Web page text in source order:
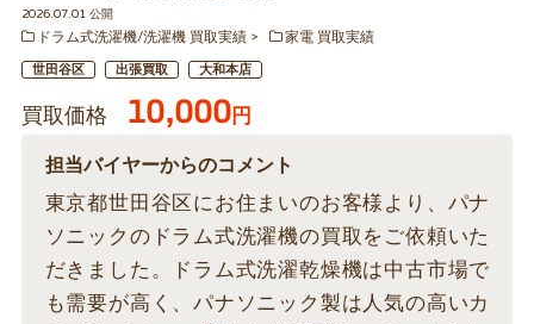
2026.07.01 公開
ドラム式洗濯機/洗濯機 買取実績
家電 買取実績
世田谷区 出張買取 大和本店
買取価格 10,000円
担当バイヤーからのコメント
東京都世田谷区にお住まいのお客様より、パナ
ソニックのドラム式洗濯機の買取をご依頼いた
だきました。ドラム式洗濯乾燥機は中古市場で
も需要が高く、パナソニック製は人気の高いカ